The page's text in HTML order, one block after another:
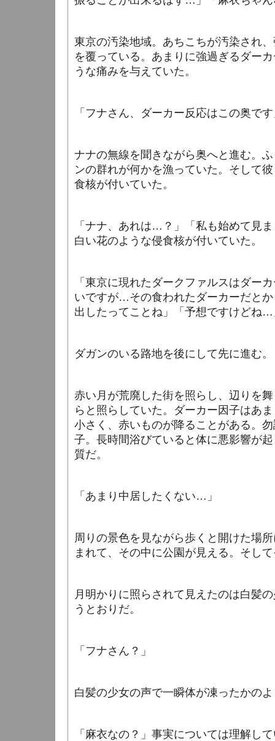
東京の汚染地域。あちこちが汚染され
を覆っている。あまりに強過ぎるダー
うな痛みを与えていた。
「フナさん、ダーカー反応はこの奥で
ナナの無線を聞きながら奥へと進む。
ンの群れが何かを漁っていた。そして
食核が付いていた。
「ナナ、あれは…？」「私も始めて見
白い花のような侵食核が付いていた。
「東京に現れたダークファルスはダー
いですが…その食われたダーカーだと
出したってことね」「予想ですけどね
ダガンのいる路地を後にして先に進む。
赤い月が荒廃した街を照らし、辺りを
らと 照らしていた。ダーカー因子はあ
小さく、赤いものが降ることがある。
子。長時間浴びていると体に悪影響が
質だ。
「あまり中居したくない…」
周りの景色を見ながら歩くと開けた場
まれて、その中に公園が見える。そし
月明かりに照らされて見えたのは白髪
うとおりだ。
「フナさん？」
白髪の少女の声で一瞬体が凍ったかの
「麻衣なの？」 事実については理解し